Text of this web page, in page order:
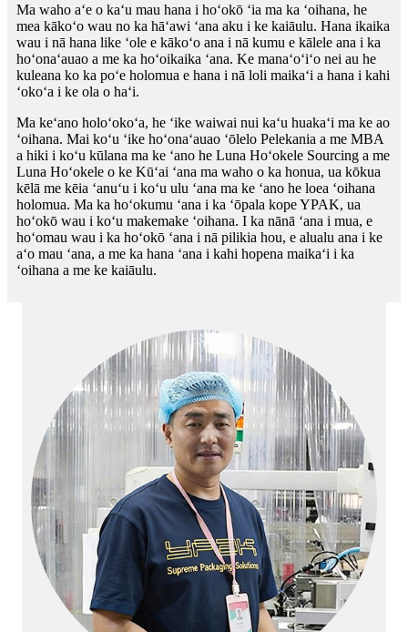
Ma waho aʻe o kaʻu mau hana i hoʻokō ʻia ma ka ʻoihana, he
mea kākoʻo wau no ka hāʻawi ʻana aku i ke kaiāulu. Hana ikaika
wau i nā hana like ʻole e kākoʻo ana i nā kumu e kālele ana i ka
hoʻonaʻauao a me ka hoʻoikaika ʻana. Ke manaʻoʻiʻo nei au he
kuleana ko ka poʻe holomua e hana i nā loli maikaʻi a hana i kahi
ʻokoʻa i ke ola o haʻi.
Ma keʻano holoʻokoʻa, he ʻike waiwai nui kaʻu huakaʻi ma ke ao
ʻoihana. Mai koʻu ʻike hoʻonaʻauao ʻōlelo Pelekania a me MBA
a hiki i koʻu kūlana ma ke ʻano he Luna Hoʻokele Sourcing a me
Luna Hoʻokele o ke Kūʻai ʻana ma waho o ka honua, ua kōkua
kēlā me kēia ʻanuʻu i koʻu ulu ʻana ma ke ʻano he loea ʻoihana
holomua. Ma ka hoʻokumu ʻana i ka ʻōpala kope YPAK, ua
hoʻokō wau i koʻu makemake ʻoihana. I ka nānā ʻana i mua, e
hoʻomau wau i ka hoʻokō ʻana i nā pilikia hou, e alualu ana i ke
aʻo mau ʻana, a me ka hana ʻana i kahi hopena maikaʻi i ka
ʻoihana a me ke kaiāulu.